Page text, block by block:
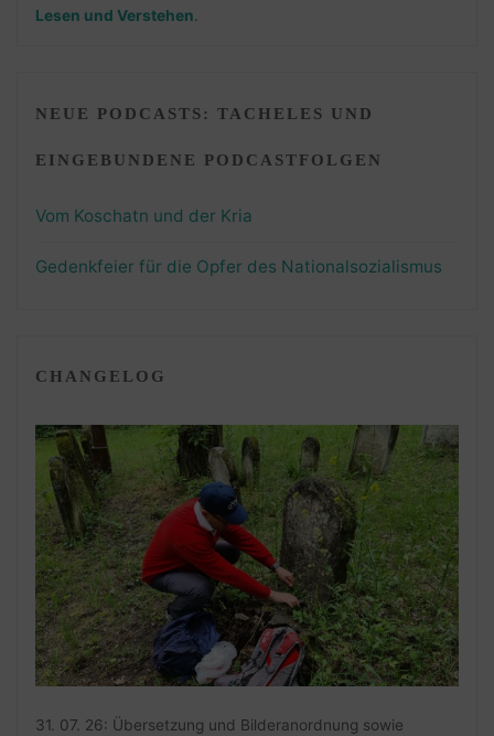
Lesen und Verstehen
NEUE PODCASTS: TACHELES UND
EINGEBUNDENE PODCASTFOLGEN
Vom Koschatn und der Kria
Gedenkfeier für die Opfer des Nationalsozialismus
CHANGELOG
31. 07. 26: Übersetzung und Bilderanordnung sowie